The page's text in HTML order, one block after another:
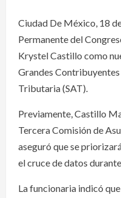
Ciudad De México, 18
Permanente del
Krystel Castillo como
Grandes
Tributaria (SAT).
Previamente, Castillo
Tercera Comisión de
aseguró que se
el cruce de datos
La funcionaria indicó